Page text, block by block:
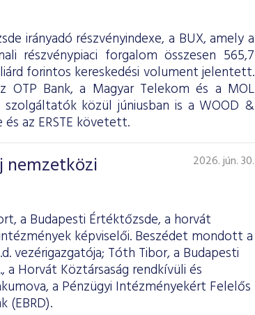
irányadó részvényindexe, a BUX, amely a
részvénypiaci forgalom összesen 565,7
forintos kereskedési volument jelentett.
Bank, a Magyar Telekom és a MOL
közül júniusban is a WOOD &
az ERSTE követett.
nemzetközi
2026. jún. 30.
a Budapesti Értéktőzsde, a horvát
képviselői. Beszédet mondott a
vezérigazgatója; Tóth Tibor, a Budapesti
a Horvát Köztársaság rendkívüli és
a Pénzügyi Intézményekért Felelős
(EBRD).